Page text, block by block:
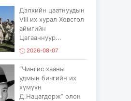
Дэлхийн цаатнуудын
VIII их хурал Хөвсгөл
аймгийн
Цагааннуур...
2026-08-07
“Чингис хааны
удмын бичгийн их
хүмүүн
Д.Нацагдорж” олон